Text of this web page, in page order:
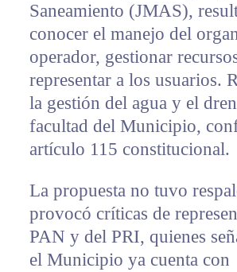
Saneamiento (JMAS),
conocer el manejo del
operador, gestionar
representar a los usuarios.
la gestión del agua y el
facultad del Municipio,
artículo 115 constitucional.
La propuesta no tuvo
provocó críticas de
PAN y del PRI, quienes
el Municipio ya cuenta con